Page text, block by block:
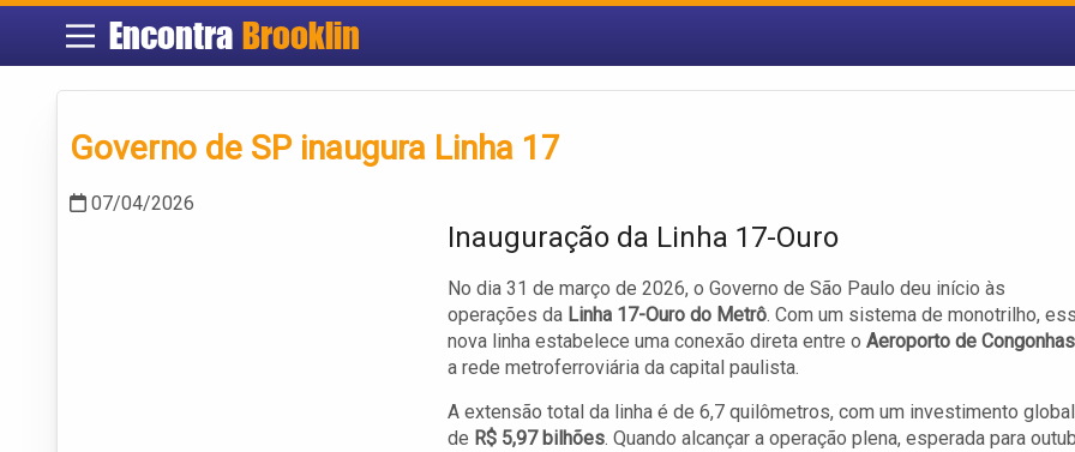
Encontra Brooklin
Governo de SP inaugura Linha 17
07/04/2026
Inauguração da Linha 17-Ouro
No dia 31 de março de 2026, o Governo de São Paulo deu início às
operações da Linha 17-Ouro do Metrô. Com um sistema de monotrilho,
nova linha estabelece uma conexão direta entre o Aeroporto de Congonhas
a rede metroferroviária da capital paulista.
A extensão total da linha é de 6,7 quilômetros, com um investimento global
de R$ 5,97 bilhões. Quando alcançar a operação plena, esperada para